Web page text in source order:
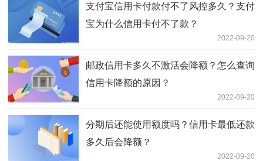
支付宝信用卡付款付不了风控多久？支付
宝为什么信用卡付不了款？
2022-09-20
邮政信用卡多久不激活会降额？怎么查询
信用卡降额的原因？
2022-09-20
分期后还能使用额度吗？信用卡最低还款
多久后会降额？
2022-09-20